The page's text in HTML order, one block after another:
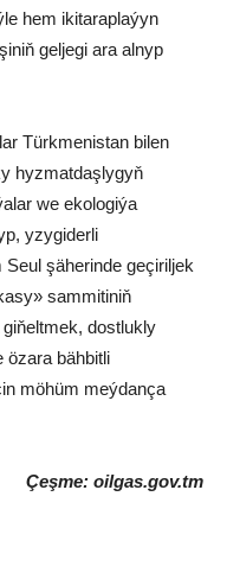
hem ikitaraplaýyn
geljegi ara alnyp
Türkmenistan bilen
hyzmatdaşlygyň
we ekologiýa
yzygiderli
şäherinde geçiriljek
sammitiniň
dostlukly
özara bähbitli
möhüm meýdança
Çeşme: oilgas.gov.tm